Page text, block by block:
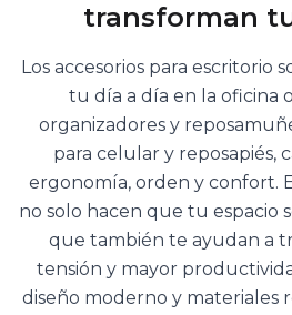
transforman
Los accesorios para escritorio
tu día a día en la oficina
organizadores y
para celular y reposapiés,
ergonomía, orden y confort.
no solo hacen que tu espacio
que también te ayudan a
tensión y mayor
diseño moderno y materiales